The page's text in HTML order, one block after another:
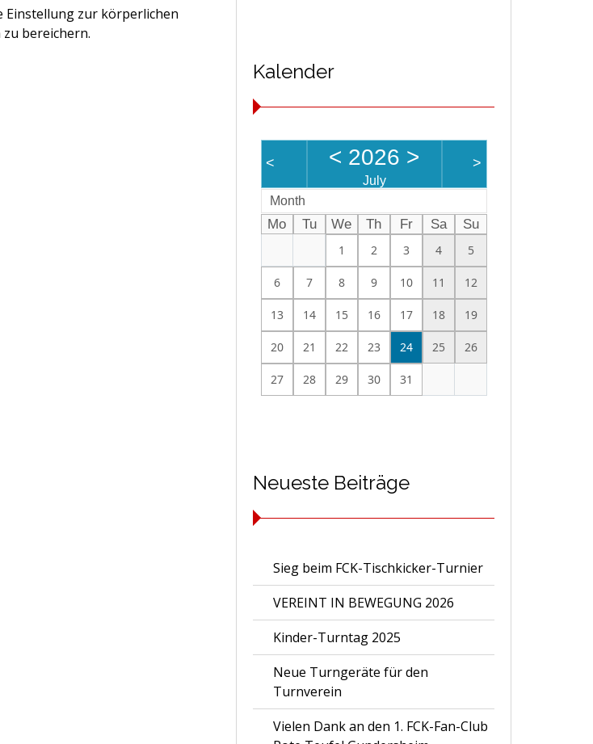
Einstellung zur körperlichen
bereichern.
Kalender
< < 2026 >
July
>
Month
Mo Tu We Th Fr Sa
Su
1
2 3 4 5
6 7 8 9 10 11 12
13 14 15 16 17 18 19
20 21 22 23 24 25 26
27 28 29 30 31
Neueste Beiträge
Sieg beim FCK-Tischkicker-Turnier
VEREINT IN BEWEGUNG 2026
Kinder-Turntag 2025
Neue Turngeräte für den
Turnverein
Vielen Dank an den 1. FCK-Fan-Club